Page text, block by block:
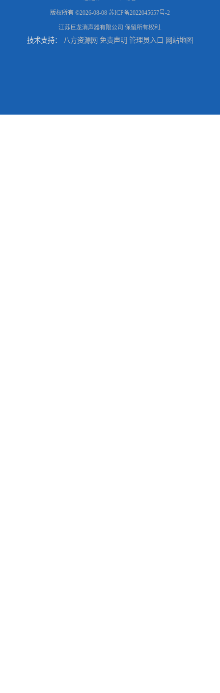
版权所有 ©2026-08-08 苏ICP备2022045657号-2
江苏巨龙消声器有限公司 保留所有权利.
技术支持： 八方资源网 免责声明 管理员入口 网站地图